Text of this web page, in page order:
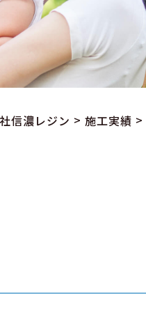
信濃レジン > 施工実績 >